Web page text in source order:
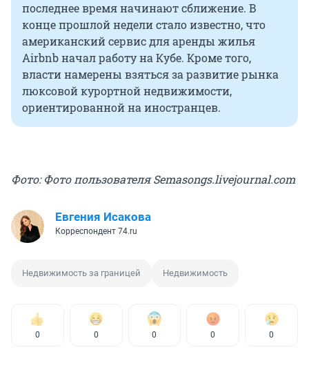
последнее время начинают сближение. В
конце прошлой недели стало известно, что
американский сервис для аренды жилья
Airbnb начал работу на Кубе. Кроме того,
власти намерены взяться за развитие рынка
люксовой курортной недвижимости,
ориентированной на иностранцев.
Фото: Фото пользователя Semasongs.livejournal.com
Евгения Исакова
Корреспондент 74.ru
Недвижимость за границей Недвижимость
0 0 0 0 0